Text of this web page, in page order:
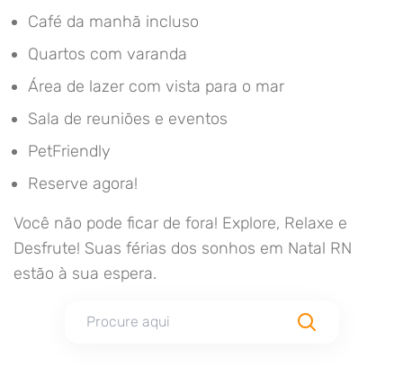
Café da manhã incluso
Quartos com varanda
Área de lazer com vista para o mar
Sala de reuniões e eventos
PetFriendly
Reserve agora!
Você não pode ficar de fora! Explore, Relaxe e
Desfrute! Suas férias dos sonhos em Natal RN
estão à sua espera.